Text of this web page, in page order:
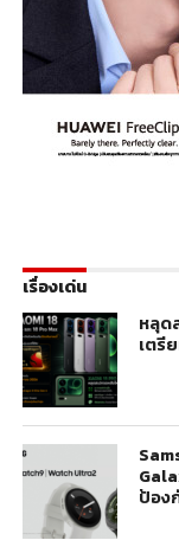
เรื่องเด่น
หลุด
เตรี
ป้อง